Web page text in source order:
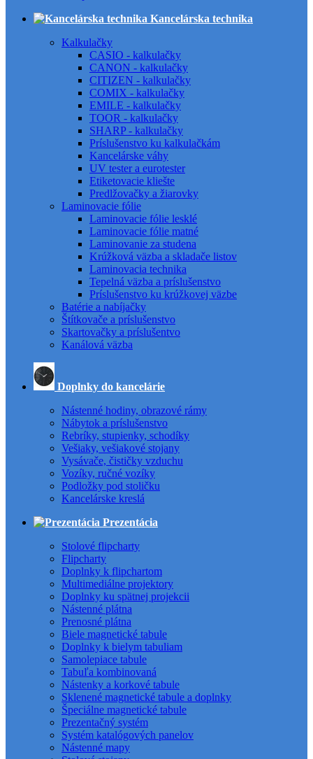
Kancelárska technika
Kalkulačky
CASIO - kalkulačky
CANON - kalkulačky
CITIZEN - kalkulačky
COMIX - kalkulačky
EMILE - kalkulačky
TOOR - kalkulačky
SHARP - kalkulačky
Príslušenstvo ku kalkulačkám
Kancelárske váhy
UV tester a eurotester
Etiketovacie kliešte
Predlžovačky a žiarovky
Laminovacie fólie
Laminovacie fólie lesklé
Laminovacie fólie matné
Laminovanie za studena
Krúžková väzba a skladače listov
Laminovacia technika
Tepelná väzba a príslušenstvo
Príslušenstvo ku krúžkovej väzbe
Batérie a nabíjačky
Štítkovače a príslušenstvo
Skartovačky a príslušentvo
Kanálová väzba
Doplnky do kancelárie
Nástenné hodiny, obrazové rámy
Nábytok a príslušenstvo
Rebríky, stupienky, schodíky
Vešiaky, vešiakové stojany
Vysávače, čističky vzduchu
Vozíky, ručné vozíky
Podložky pod stoličku
Kancelárske kreslá
Prezentácia
Stolové flipcharty
Flipcharty
Doplnky k flipchartom
Multimediálne projektory
Doplnky ku spätnej projekcii
Nástenné plátna
Prenosné plátna
Biele magnetické tabule
Doplnky k bielym tabuliam
Samolepiace tabule
Tabuľa kombinovaná
Nástenky a korkové tabule
Sklenené magnetické tabule a doplnky
Špeciálne magnetické tabule
Prezentačný systém
Systém katalógových panelov
Nástenné mapy